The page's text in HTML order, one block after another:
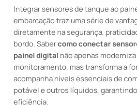
Integrar sensores de tanque ao
embarcação traz uma série de
diretamente na segurança,
bordo. Sabercomo conectar
painel digital não apenas
monitoramento, mas transforma a
acompanha níveis essenciais de
potável e outros líquidos,
eficiência.